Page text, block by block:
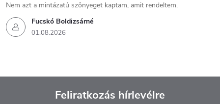
Fucskó Boldizsárné
01.08.2026
Nem azt a mintázatú szőnyeget kaptam, amit rendeltem.
Feliratkozás hírlevélre